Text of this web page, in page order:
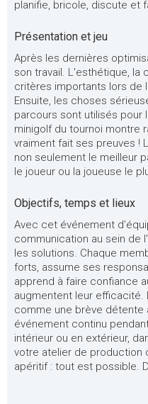
planifie, bricole, discute et
Présentation et jeu
Après les dernières
son travail. L'esthétique,
critères importants lors de
Ensuite, les choses
parcours sont utilisés pour
minigolf du tournoi montre
vraiment fait ses preuves !
non seulement le meilleur
le joueur ou la joueuse le
Objectifs, temps et lieux
Avec cet événement
communication au sein de
les solutions. Chaque
forts, assume ses
apprend à faire confiance
augmentent leur
comme une brève détente
événement continu
intérieur ou en extérieur,
votre atelier de production
apéritif : tout est possible.